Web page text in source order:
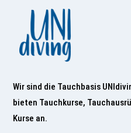
Wir sind die Tauchbasis
bieten Tauchkurse,
Kurse an.